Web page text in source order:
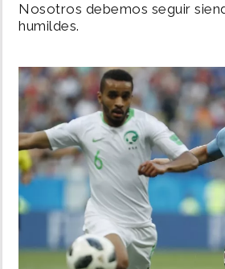
POLÍTICA
SHOW
DEPORTES
MUNDO
INSÓLITAS
MULTIMEDIA
Nosotros debemos seguir
humildes.